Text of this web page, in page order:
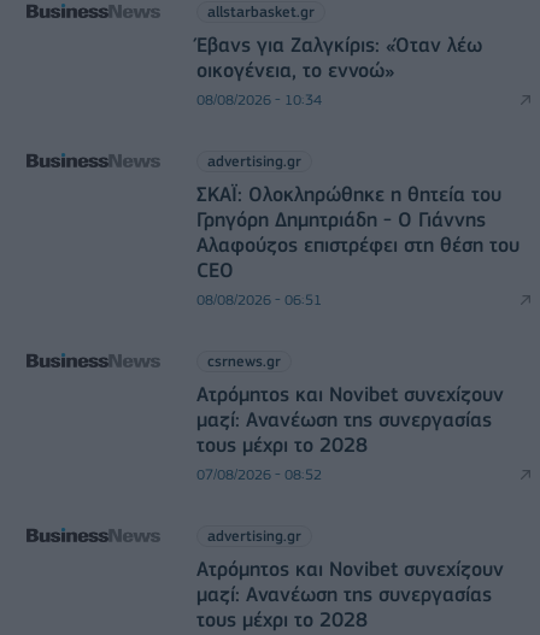
allstarbasket.gr
Έβανς για Ζαλγκίρις: «Όταν λέω
οικογένεια, το εννοώ»
08/08/2026 - 10:34
advertising.gr
ΣΚΑΪ: Ολοκληρώθηκε η θητεία του
Γρηγόρη Δημητριάδη - Ο Γιάννης
Αλαφούζος επιστρέφει στη θέση του
CEO
08/08/2026 - 06:51
csrnews.gr
Ατρόμητος και Novibet συνεχίζουν
μαζί: Ανανέωση της συνεργασίας
τους μέχρι το 2028
07/08/2026 - 08:52
advertising.gr
Ατρόμητος και Novibet συνεχίζουν
μαζί: Ανανέωση της συνεργασίας
τους μέχρι το 2028